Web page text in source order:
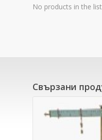
No products in the list
Свързани